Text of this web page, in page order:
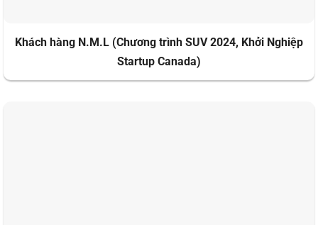
Khách hàng N.M.L (Chương trình SUV 2024, Khởi Nghiệp
Startup Canada)